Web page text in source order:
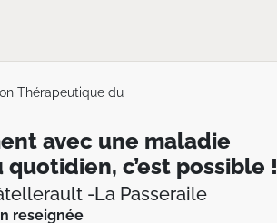
Thérapeutique du
avec une maladie
c’est possible !
-La Passeraile
reseignée